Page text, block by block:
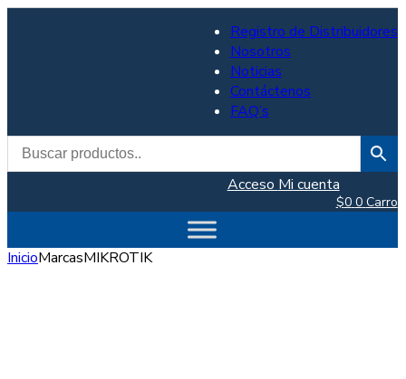
Registro de Distribuidores
Nosotros
Noticias
Contáctenos
FAQ’s
Acceso Mi cuenta
$0 0 Carro
InicioMarcasMIKROTIK